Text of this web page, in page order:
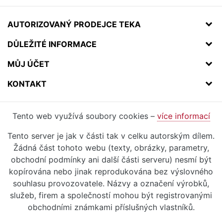
AUTORIZOVANÝ PRODEJCE TEKA
DŮLEŽITÉ INFORMACE
MŮJ ÚČET
KONTAKT
Tento web využívá soubory cookies – více informací
Tento server je jak v části tak v celku autorským dílem.
Žádná část tohoto webu (texty, obrázky, parametry,
obchodní podmínky ani další části serveru) nesmí být
kopírována nebo jinak reprodukována bez výslovného
souhlasu provozovatele. Názvy a označení výrobků,
služeb, firem a společností mohou být registrovanými
obchodními známkami příslušných vlastníků.